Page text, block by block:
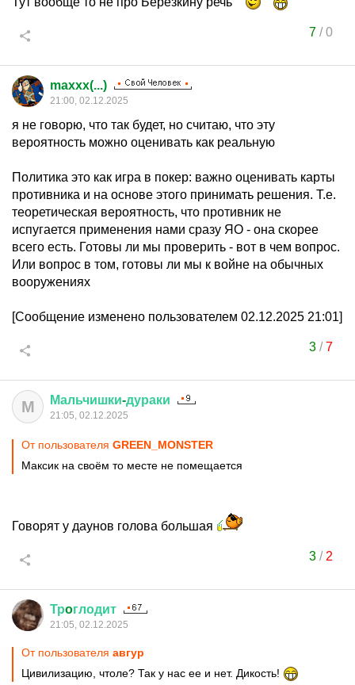
7/0
maxxx(...)
21:00, 02.12.2025
я не говорю, что так будет, но считаю, что эту
вероятность можно оценивать как реальную
Политика это как игра в покер: важно оценивать карты
противника и на основе этого принимать решения. Т.е.
теоретическая вероятность, что противник не
испугается применения нами сразу ЯО - она скорее
всего есть. Готовы ли мы проверить - вот в чем вопрос.
Или вопрос в том, готовы ли мы к войне на обычных
вооружениях
[Сообщение изменено пользователем 02.12.2025 21:01]
3/7
М Мальчишки-дураки
21:05, 02.12.2025
От пользователя GREEN_MONSTER
Максик на своём то месте не помещается
Говорят у даунов голова большая
3/ 2
Трoглодит
21:05, 02.12.2025
От пользователя авгуp
Цивилизацию, чтоле? Так у нас ее и нет. Дикость!